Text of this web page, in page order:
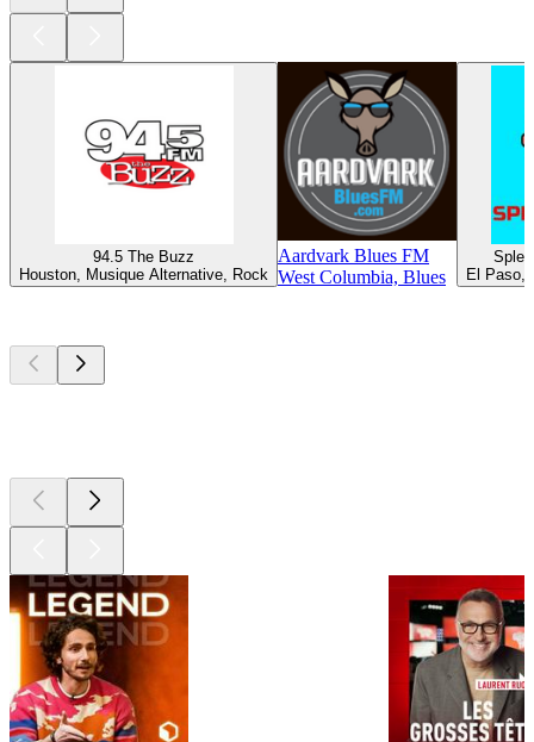
94.5 The Buzz
Houston, Musique Alternative, Rock
Aardvark Blues FM
West Columbia, Blues
El Paso,